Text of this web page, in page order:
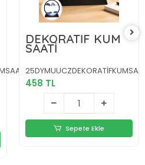
DEKORATİF KUM
SAATİ
458 TL
Sepete Ekle